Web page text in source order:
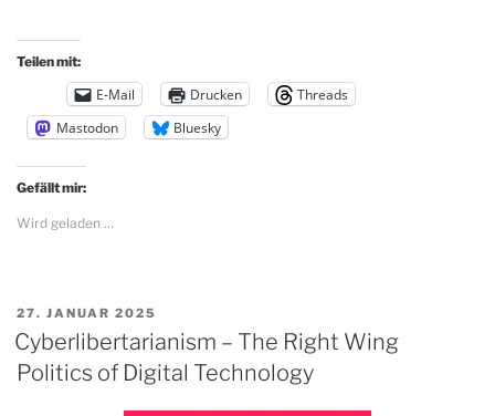
Teilen mit:
E-Mail Drucken
Threads
Mastodon
Bluesky
Gefällt mir:
Wird geladen …
VERÖFFENTLICHT
AM
27. JANUAR 2025
Cyberlibertarianism – The Right Wing
Politics of Digital Technology